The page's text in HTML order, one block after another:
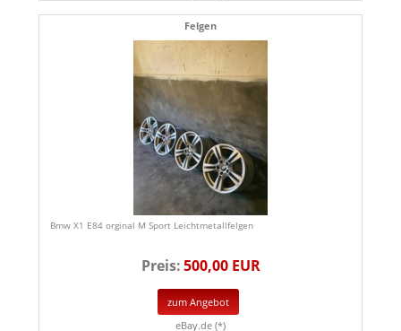
Felgen
Bmw X1 E84 orginal M Sport Leichtmetallfelgen
Preis:500,00 EUR
zum Angebot
eBay.de (*)